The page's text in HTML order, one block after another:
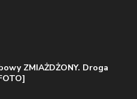
ZMIAŻDŻONY. Droga